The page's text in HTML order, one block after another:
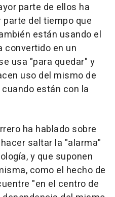
parte de ellos ha
del tiempo que
están usando el
convertido en un
usa "para quedar" y
uso del mismo de
están con la
ha hablado sobre
saltar la "alarma"
y que suponen
como el hecho de
"en el centro de